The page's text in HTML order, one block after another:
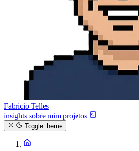
Fabricio Telles
insights sobre mim projetos
Toggle theme